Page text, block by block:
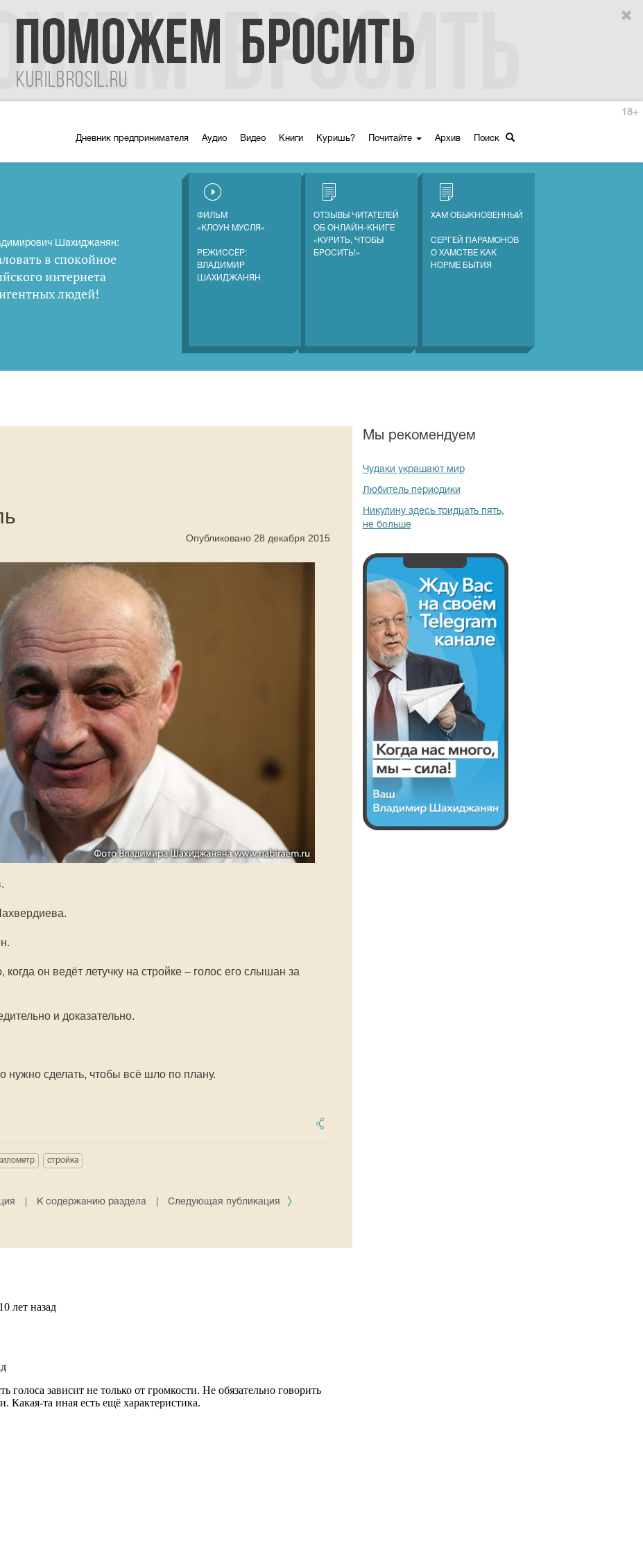
Дневник предпринимателя Аудио Видео Книги Куришь? Почитайте Архив Поиск
18+
Шахиджанян:
в спокойное
интернета
людей!
ФИЛЬМ
«КЛОУН МУСЛЯ»
РЕЖИССЁР:
ВЛАДИМИР
ШАХИДЖАНЯН
ОТЗЫВЫ ЧИТАТЕЛЕЙ
ОБ ОНЛАЙН-КНИГЕ
«КУРИТЬ, ЧТОБЫ
БРОСИТЬ!»
ХАМ ОБЫКНОВЕННЫЙ
СЕРГЕЙ ПАРАМОНОВ
О ХАМСТВЕ КАК
НОРМЕ БЫТИЯ
Опубликовано 28 декабря 2015
он ведёт летучку на стройке – голос его слышан за
и доказательно.
нужно сделать, чтобы всё шло по плану.
стройка
К содержанию раздела Следующая публикация
Мы рекомендуем
Чудаки украшают мир
Любитель периодики
Никулину здесь тридцать пять,
не больше